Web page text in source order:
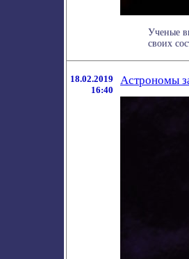
Ученые
своих
18.02.2019
16:40
Астрономы